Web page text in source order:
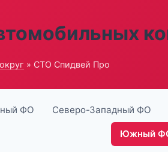
» СТО Спидвей Про
ФО Северо-Западный ФО
Южный